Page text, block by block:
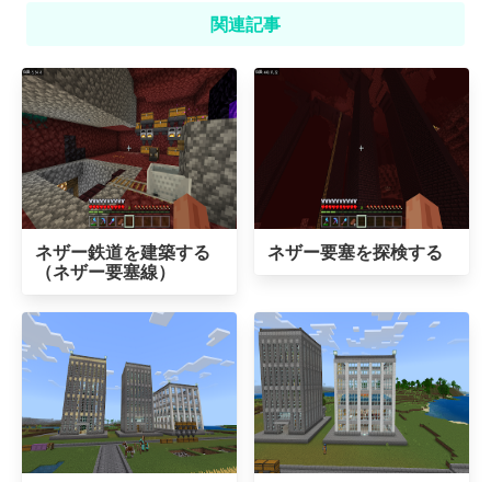
関連記事
ネザー鉄道を建築する
（ネザー要塞線）
ネザー要塞を探検する